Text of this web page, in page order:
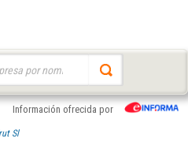
Información ofrecida por
Sl